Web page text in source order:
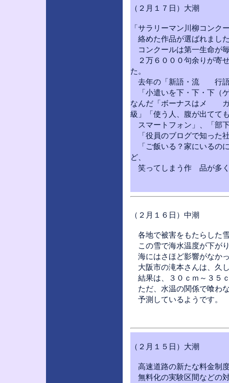
（２月１７日）大潮
「サラリーマン川柳コンク
絡めた作品が選ばれまし
コンクールは第一生命が
２万６０００句余りが寄
た。
去年の「新語・流 行語
「小遣いを下・下・下（
なんだ「ボーナスはメ ガ
級」「使う人、腹が出てて
スマートフォン」、「部
「役員のブログで知った
「ご飯いる？家にいるの
ど、
笑ってしまう作 品が多
（２月１６日）中潮
各地で被害をもたらした
この雪で海水温度が下が
海にはさほど影響がなか
大阪市の滝本さんは、久
結果は、３０ｃｍ～３５
ただ、水温の関係で喰わ
予測しているようです。
（２月１５日）大潮
高速道路の新たな料金制
無料化の実験区間などの